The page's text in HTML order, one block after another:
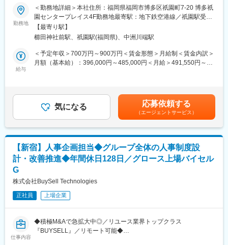
■組織構成：
当社ファイナンスは社員40名以上、派遣/業務委託スタッフを含め
ると50名以上のチームで、そのうちアカウンティング＆トレジャ
ーのディレクターは女性で、アカウンティング＆トレジャリー、
FP&Aともに多くの女性管理職、女性社員が活躍をしています。
すが、平均的には残業もそれほど多くない環境です。自律的、効
率的に仕事をしていただくことが求められます。
自社ブランドならびにプロダクトが大好きな社員も多いですし、
ラグジュアリー業界からの転職者もいますが、業界外から入社を
している社員も多く活躍をしています。
■業務内容：
商品開発を中心とした業務プロセスの全社横断的な改善（BPR）
を推進するポジションです。
既存の延長線上の単なる改善提案ではなく、経営課題を解決する
ためのあるべき姿を描き、データに裏付けされた仮説立案を提案
し、改革リーダーとして実行フェーズまでの推進リードしていた
だくことを大いに期待しています。
・部門横断的なヒアリングと課題抽出・要件整理
・プロジェクトの設計・マネジメント
■募集の背景：
当社では、家具・インテリア領域におけるD2Cモデルを軸に、商
しています。
にとらわれた非効率なオペレーションが課題となっており、抜本
報や責任範囲が分断され、無駄な工数・タイムロスが発生してい
ます。
勤務地
＜勤務地詳細＞本社住所：福岡県福岡市博多区祇園町7-20 博多祇
園センタープレイス4F勤務地最寄駅：地下鉄空港線／祇園駅受動
喫煙対策：その他（屋内全面禁煙／喫煙室設置）変更の範囲：会
社の定める事業所
【最寄り駅】
櫛田神社前駅、祇園駅(福岡県)、中洲川端駅
給与
＜予定年収＞700万円～900万円＜賃金形態＞月給制＜賃金内訳＞
月額（基本給）：396,000円～485,000円＜月給＞491,550円～
詳細はスキル、経験に応じて決定します。※昇給：年2回（4月、
10月）、賞与：年2回（7月、12月／業績連動制）ほか、慶弔見舞
金など賃金はあくまでも目安の金額であり、選考を通じて上下す
る可能性があります。月給(月額)は固定手当を含めた表記です。
気になる 応募依頼する
（エージェントサービス）
【新宿】人事企画担当◆グループ全体の人事制度設
計・改善推進◆年間休日128日／グロース上場バイセル
G
株式会社BuySell Technologies
正社員 上場企業
仕事内容
◆積極M&Aで急拡大中◎／リユース業界トップクラス
『BUYSELL』／リモート可能◆